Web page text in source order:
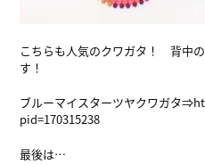
こちらも人気のクワガタ！ 背中
す！
ブルーマイスターツヤクワガタ⇒
pid=170315238
最後は…